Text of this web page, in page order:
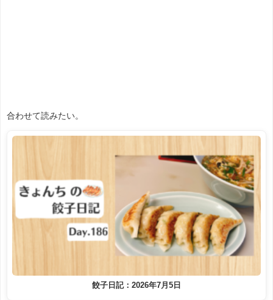
合わせて読みたい。
餃子日記：2026年7月5日